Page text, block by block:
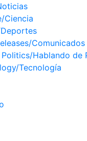
Ciencia
Hablando de
Tecnología